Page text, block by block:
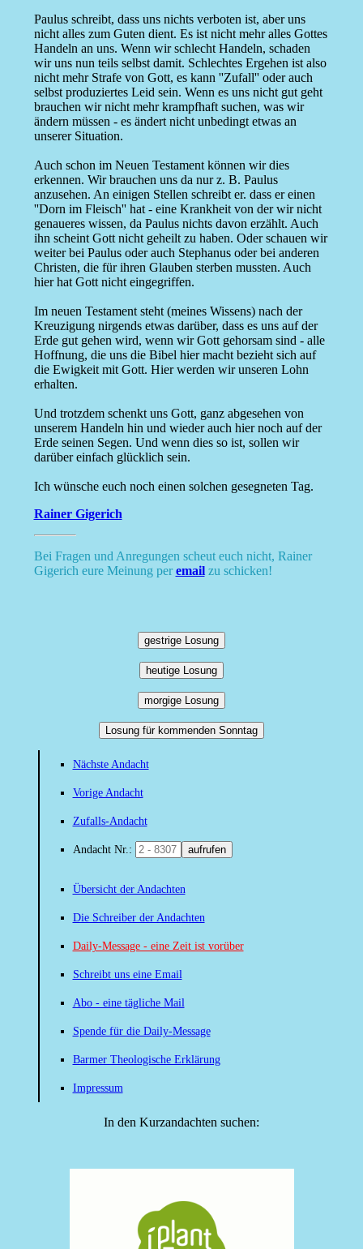
Paulus schreibt, dass uns nichts verboten ist, aber uns
nicht alles zum Guten dient. Es ist nicht mehr alles Gottes
Handeln an uns. Wenn wir schlecht Handeln, schaden
wir uns nun teils selbst damit. Schlechtes Ergehen ist also
nicht mehr Strafe von Gott, es kann ''Zufall'' oder auch
selbst produziertes Leid sein. Wenn es uns nicht gut geht
brauchen wir nicht mehr krampfhaft suchen, was wir
ändern müssen - es ändert nicht unbedingt etwas an
unserer Situation.
Auch schon im Neuen Testament können wir dies
erkennen. Wir brauchen uns da nur z. B. Paulus
anzusehen. An einigen Stellen schreibt er. dass er einen
''Dorn im Fleisch'' hat - eine Krankheit von der wir nicht
genaueres wissen, da Paulus nichts davon erzählt. Auch
ihn scheint Gott nicht geheilt zu haben. Oder schauen wir
weiter bei Paulus oder auch Stephanus oder bei anderen
Christen, die für ihren Glauben sterben mussten. Auch
hier hat Gott nicht eingegriffen.
Im neuen Testament steht (meines Wissens) nach der
Kreuzigung nirgends etwas darüber, dass es uns auf der
Erde gut gehen wird, wenn wir Gott gehorsam sind - alle
Hoffnung, die uns die Bibel hier macht bezieht sich auf
die Ewigkeit mit Gott. Hier werden wir unseren Lohn
erhalten.
Und trotzdem schenkt uns Gott, ganz abgesehen von
unserem Handeln hin und wieder auch hier noch auf der
Erde seinen Segen. Und wenn dies so ist, sollen wir
darüber einfach glücklich sein.
Ich wünsche euch noch einen solchen gesegneten Tag.
Rainer Gigerich
Bei Fragen und Anregungen scheut euch nicht, Rainer
Gigerich eure Meinung peremailzu schicken!
gestrige Losung
heutige Losung
morgige Losung
Losung für kommenden Sonntag
Nächste Andacht
Vorige Andacht
Zufalls-Andacht
Andacht Nr.: aufrufen
Übersicht der Andachten
Die Schreiber der Andachten
Daily-Message - eine Zeit ist vorüber
Schreibt uns eine Email
Abo - eine tägliche Mail
Spende für die Daily-Message
Barmer Theologische Erklärung
Impressum
In den Kurzandachten suchen: